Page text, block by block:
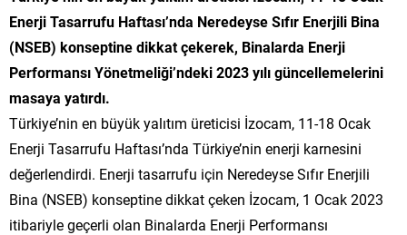
Enerji Tasarrufu Haftası’nda Neredeyse Sıfır Enerjili Bina
(NSEB) konseptine dikkat çekerek, Binalarda Enerji
Performansı Yönetmeliği’ndeki 2023 yılı güncellemelerini
masaya yatırdı.
Türkiye’nin en büyük yalıtım üreticisi İzocam, 11-18 Ocak
Enerji Tasarrufu Haftası’nda Türkiye’nin enerji karnesini
değerlendirdi. Enerji tasarrufu için Neredeyse Sıfır Enerjili
Bina (NSEB) konseptine dikkat çeken İzocam, 1 Ocak 2023
itibariyle geçerli olan Binalarda Enerji Performansı